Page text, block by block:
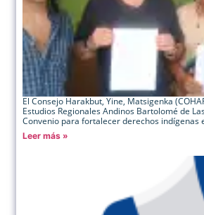
El Consejo Harakbut, Yine, Matsigenka
Estudios Regionales Andinos Bartolomé de
Convenio para fortalecer derechos indígenas
Leer más »